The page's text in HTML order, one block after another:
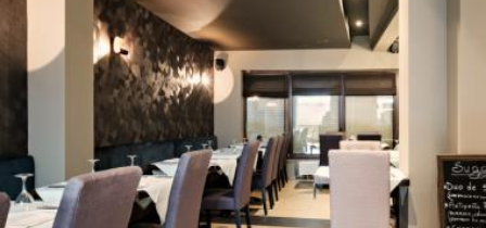
RESTAURANT ITALIEN